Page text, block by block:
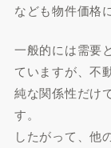
なども物件価格
一般的には需要
ていますが、不
純な関係性だけ
す。
したがって、他